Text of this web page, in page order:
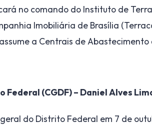
no comando do Instituto de
Imobiliária de Brasília
a Centrais de
(CGDF) – Daniel Alves
do Distrito Federal em 7 de